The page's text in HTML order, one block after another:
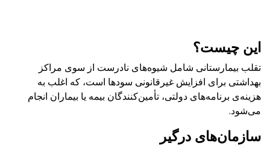
این چیست؟
تقلب بیمارستانی شامل شیوه‌های نادرست از سوی مراکز
بهداشتی برای افزایش غیرقانونی سودها است، که اغلب به
هزینه‌ی برنامه‌های دولتی، تأمین‌کنندگان بیمه یا بیماران انجام
می‌شود.
سازمان‌های درگیر